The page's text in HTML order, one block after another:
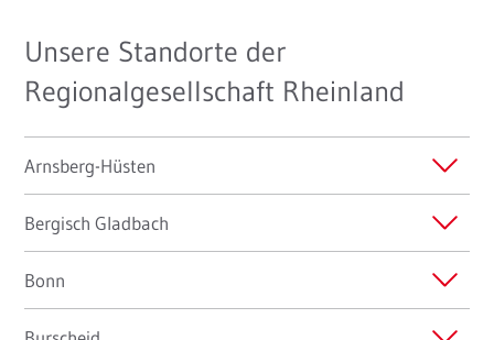
Unsere Standorte der
Regionalgesellschaft Rheinland
Arnsberg-Hüsten
Bergisch Gladbach
Bonn